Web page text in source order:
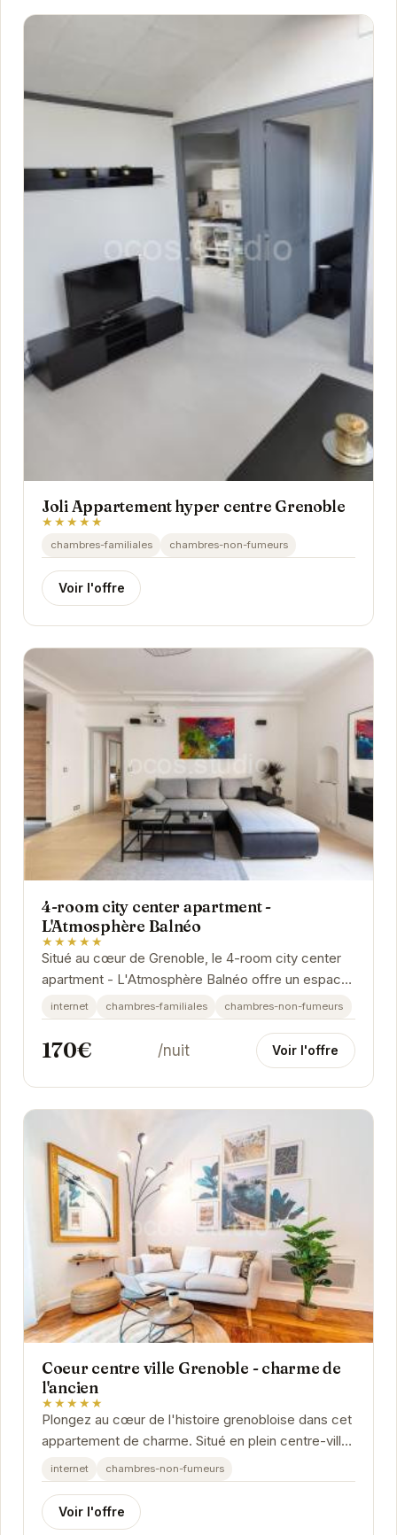
Joli Appartement hyper centre Grenoble
★★★★★
chambres-familiales chambres-non-fumeurs
Voir l'offre
4-room city center apartment -
L'Atmosphère Balnéo
★★★★★
Situé au cœur de Grenoble, le 4-room city center
apartment - L'Atmosphère Balnéo offre un espace
de vie moderne et confortable. Avec ses quatre...
internet chambres-familiales chambres-non-fumeurs
170€ /nuit Voir l'offre
Coeur centre ville Grenoble - charme de
l'ancien
★★★★★
Plongez au cœur de l'histoire grenobloise dans cet
appartement de charme. Situé en plein centre-ville,
à proximité des attractions principales,...
internet chambres-non-fumeurs
Voir l'offre